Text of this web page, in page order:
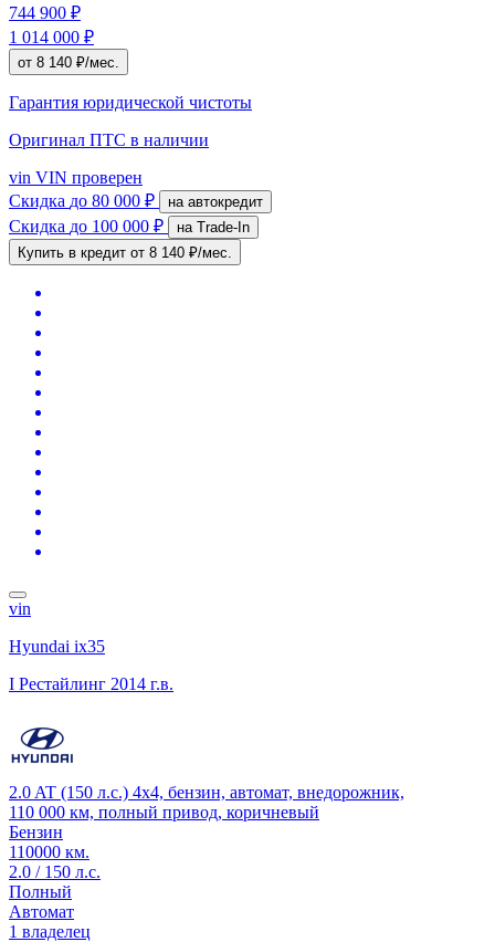
744 900 ₽
1 014 000 ₽
от 8 140 ₽/мес.
Гарантия юридической чистоты
Оригинал ПТС в наличии
vin VIN проверен
Скидка до 80 000 ₽ на автокредит
Скидка до 100 000 ₽
на Trade-In
Купить в кредит от 8 140 ₽/мес.
vin
Hyundai ix35
I Рестайлинг 2014 г.в.
2.0 AT (150 л.с.) 4x4, бензин, автомат, внедорожник,
110 000 км, полный привод, коричневый
Бензин
110000 км.
2.0 / 150 л.с.
Полный
Автомат
1 владелец